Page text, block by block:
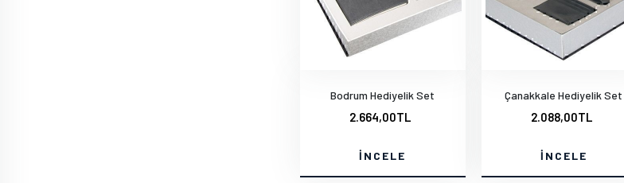
Bodrum Hediyelik Set
2.664,00TL
İNCELE
Çanakkale Hediyelik Set
2.088,00TL
İNCELE